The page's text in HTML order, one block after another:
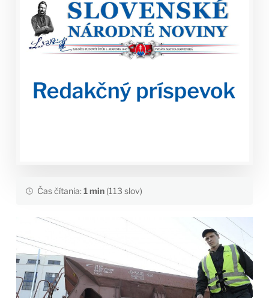
Čas čítania:1 min(113 slov)